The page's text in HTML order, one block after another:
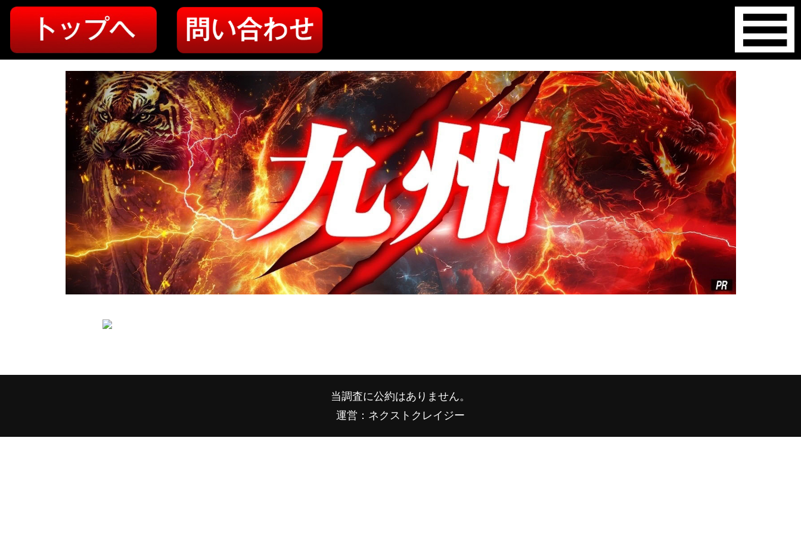
当調査に公約はありません。
運営：ネクストクレイジー